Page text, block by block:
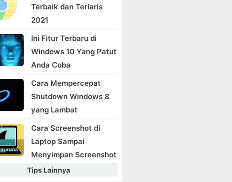
Terbaik dan Terlaris
2021
Ini Fitur Terbaru di
Windows 10 Yang Patut
Anda Coba
Cara Mempercepat
Shutdown Windows 8
yang Lambat
Cara Screenshot di
Laptop Sampai
Menyimpan Screenshot
Tips Lainnya